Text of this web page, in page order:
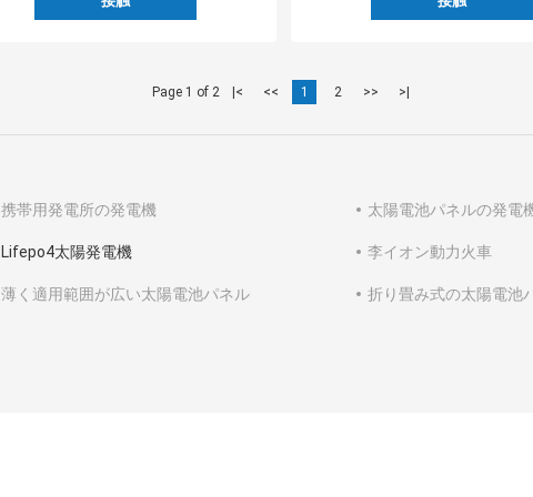
Page 1 of 2 |< << 1 2 >> >|
携帯用発電所の発電機 太陽電池パネルの発電
Lifepo4太陽発電機 李イオン動力火車
薄く適用範囲が広い太陽電池パネル 折り畳み式の太陽電池